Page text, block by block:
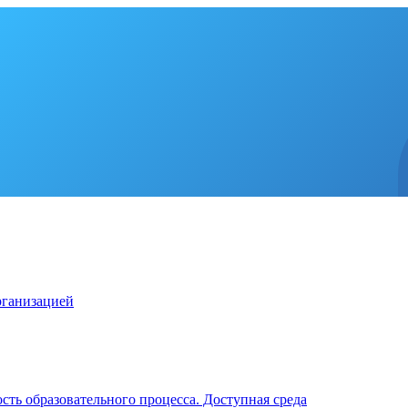
образовательного процесса. Доступная среда